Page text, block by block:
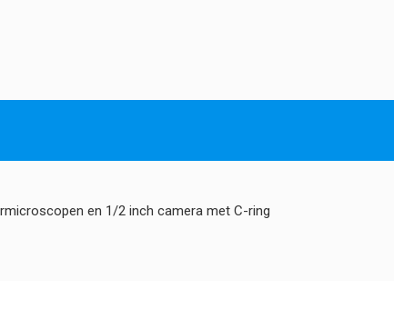
en 1/2 inch camera met C-ring